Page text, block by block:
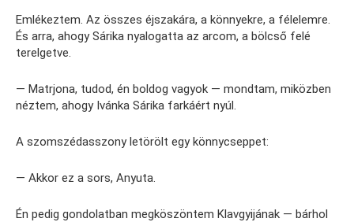
Emlékeztem. Az összes éjszakára, a könnyekre, a félelemre.
És arra, ahogy Sárika nyalogatta az arcom, a bölcső felé
terelgetve.
— Matrjona, tudod, én boldog vagyok — mondtam, miközben
néztem, ahogy Ivánka Sárika farkáért nyúl.
A szomszédasszony letörölt egy könnycseppet:
— Akkor ez a sors, Anyuta.
Én pedig gondolatban megköszöntem Klavgyijának — bárhol